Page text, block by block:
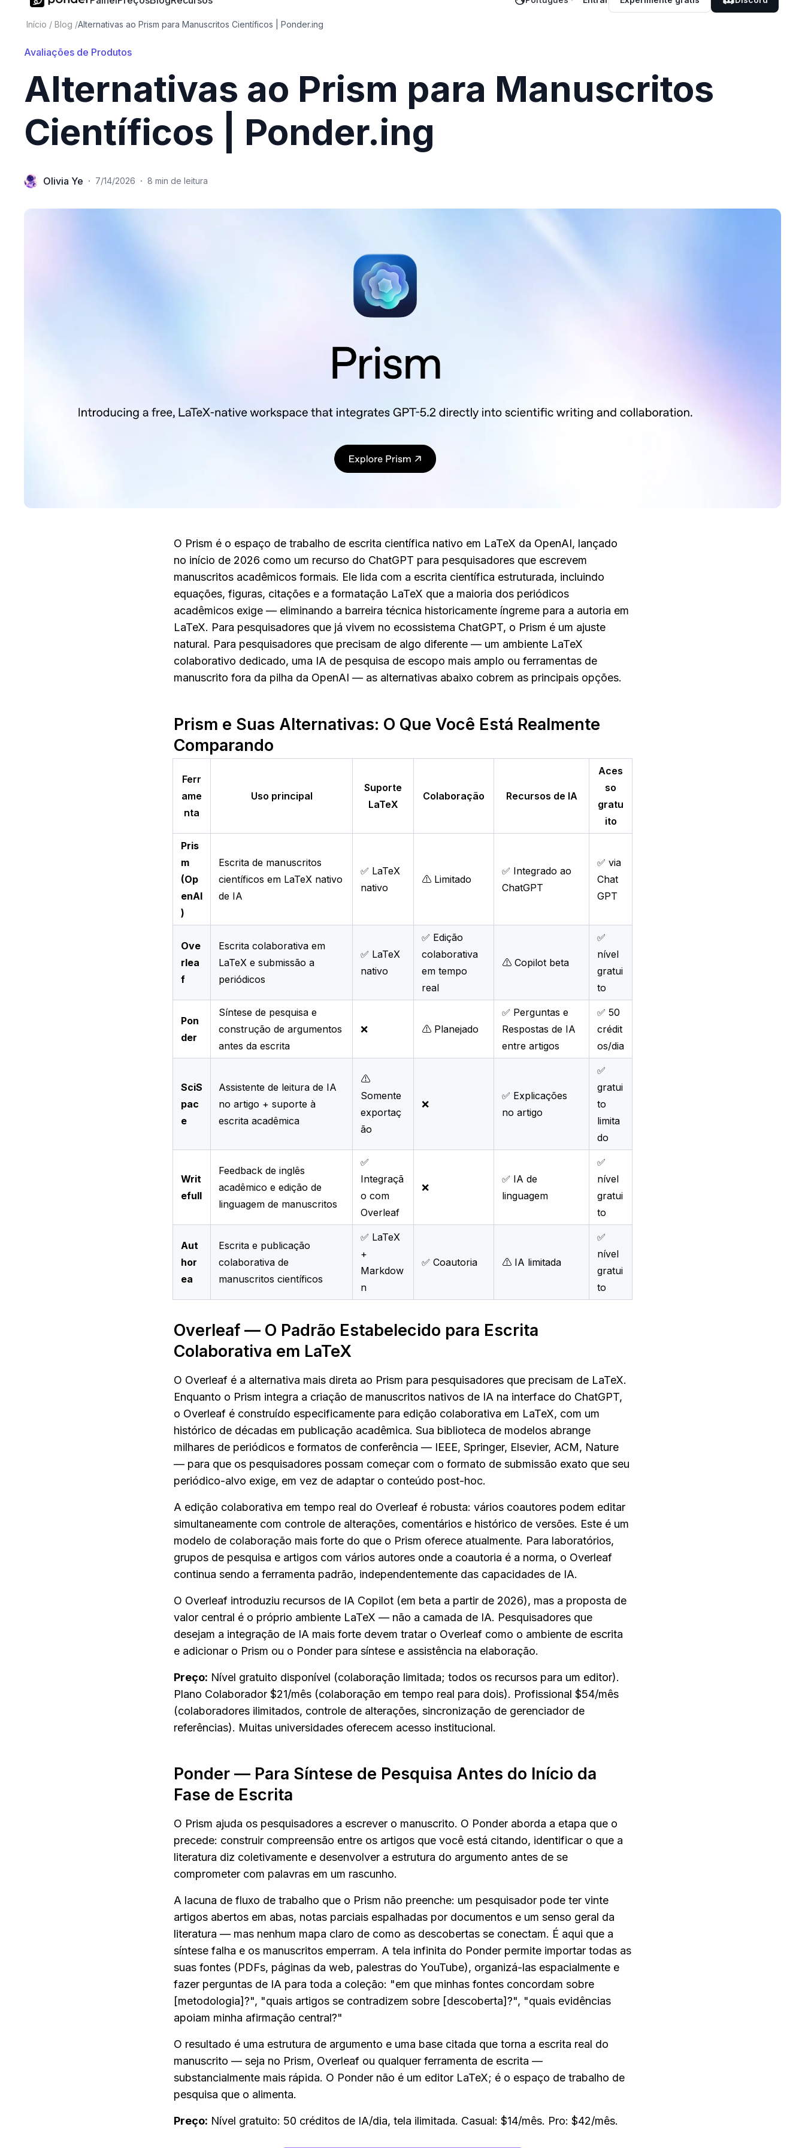
Início / Blog /Alternativas ao Prism para Manuscritos Científicos | Ponder.ing
Avaliações de Produtos
Alternativas ao Prism para Manuscritos
Científicos | Ponder.ing
Olivia Ye · 7/14/2026 · 8 min de leitura
O Prism é o espaço de trabalho de escrita científica nativo em LaTeX da OpenAI, lançado
no início de 2026 como um recurso do ChatGPT para pesquisadores que escrevem
manuscritos acadêmicos formais. Ele lida com a escrita científica estruturada, incluindo
equações, figuras, citações e a formatação LaTeX que a maioria dos periódicos
acadêmicos exige — eliminando a barreira técnica historicamente íngreme para a autoria em
LaTeX. Para pesquisadores que já vivem no ecossistema ChatGPT, o Prism é um ajuste
natural. Para pesquisadores que precisam de algo diferente — um ambiente LaTeX
colaborativo dedicado, uma IA de pesquisa de escopo mais amplo ou ferramentas de
manuscrito fora da pilha da OpenAI — as alternativas abaixo cobrem as principais opções.
Prism e Suas Alternativas: O Que Você Está Realmente
Comparando
Ferr
ame
nta
Uso principal
Suporte
LaTeX
Colaboração Recursos de IA
Aces
so
gratu
ito
Pris
m
(Op
enAI
)
Escrita de manuscritos
científicos em LaTeX nativo
de IA
✅ LaTeX
nativo
⚠️ Limitado
✅ Integrado ao
ChatGPT
✅ via
Chat
GPT
Ove
rlea
f
Escrita colaborativa em
LaTeX e submissão a
periódicos
✅ LaTeX
nativo
✅ Edição
colaborativa
em tempo
real
⚠️ Copilot beta
✅
nível
gratui
to
Pon
der
Síntese de pesquisa e
construção de argumentos
antes da escrita
❌ ⚠️ Planejado
✅ Perguntas e
Respostas de IA
entre artigos
✅ 50
crédit
os/dia
SciS
pac
e
Assistente de leitura de IA
no artigo + suporte à
escrita acadêmica
⚠️
Somente
exportaç
ão
❌
✅ Explicações
no artigo
✅
gratui
to
limita
do
Writ
efull
Feedback de inglês
acadêmico e edição de
linguagem de manuscritos
✅
Integraçã
o com
Overleaf
❌
✅ IA de
linguagem
✅
nível
gratui
to
Aut
hor
ea
Escrita e publicação
colaborativa de
manuscritos científicos
✅ LaTeX
+
Markdow
n
✅ Coautoria ⚠️ IA limitada
✅
nível
gratui
to
Overleaf — O Padrão Estabelecido para Escrita
Colaborativa em LaTeX
O Overleaf é a alternativa mais direta ao Prism para pesquisadores que precisam de LaTeX.
Enquanto o Prism integra a criação de manuscritos nativos de IA na interface do ChatGPT,
o Overleaf é construído especificamente para edição colaborativa em LaTeX, com um
histórico de décadas em publicação acadêmica. Sua biblioteca de modelos abrange
milhares de periódicos e formatos de conferência — IEEE, Springer, Elsevier, ACM, Nature
— para que os pesquisadores possam começar com o formato de submissão exato que seu
periódico-alvo exige, em vez de adaptar o conteúdo post-hoc.
A edição colaborativa em tempo real do Overleaf é robusta: vários coautores podem editar
simultaneamente com controle de alterações, comentários e histórico de versões. Este é um
modelo de colaboração mais forte do que o Prism oferece atualmente. Para laboratórios,
grupos de pesquisa e artigos com vários autores onde a coautoria é a norma, o Overleaf
continua sendo a ferramenta padrão, independentemente das capacidades de IA.
O Overleaf introduziu recursos de IA Copilot (em beta a partir de 2026), mas a proposta de
valor central é o próprio ambiente LaTeX — não a camada de IA. Pesquisadores que
desejam a integração de IA mais forte devem tratar o Overleaf como o ambiente de escrita
e adicionar o Prism ou o Ponder para síntese e assistência na elaboração.
Preço: Nível gratuito disponível (colaboração limitada; todos os recursos para um editor).
Plano Colaborador $21/mês (colaboração em tempo real para dois). Profissional $54/mês
(colaboradores ilimitados, controle de alterações, sincronização de gerenciador de
referências). Muitas universidades oferecem acesso institucional.
Ponder — Para Síntese de Pesquisa Antes do Início da
Fase de Escrita
O Prism ajuda os pesquisadores a escrever o manuscrito. O Ponder aborda a etapa que o
precede: construir compreensão entre os artigos que você está citando, identificar o que a
literatura diz coletivamente e desenvolver a estrutura do argumento antes de se
comprometer com palavras em um rascunho.
A lacuna de fluxo de trabalho que o Prism não preenche: um pesquisador pode ter vinte
artigos abertos em abas, notas parciais espalhadas por documentos e um senso geral da
literatura — mas nenhum mapa claro de como as descobertas se conectam. É aqui que a
síntese falha e os manuscritos emperram. A tela infinita do Ponder permite importar todas as
suas fontes (PDFs, páginas da web, palestras do YouTube), organizá-las espacialmente e
fazer perguntas de IA para toda a coleção: "em que minhas fontes concordam sobre
[metodologia]?", "quais artigos se contradizem sobre [descoberta]?", "quais evidências
apoiam minha afirmação central?"
O resultado é uma estrutura de argumento e uma base citada que torna a escrita real do
manuscrito — seja no Prism, Overleaf ou qualquer ferramenta de escrita —
substancialmente mais rápida. O Ponder não é um editor LaTeX; é o espaço de trabalho de
pesquisa que o alimenta.
Preço: Nível gratuito: 50 créditos de IA/dia, tela ilimitada. Casual: $14/mês. Pro: $42/mês.